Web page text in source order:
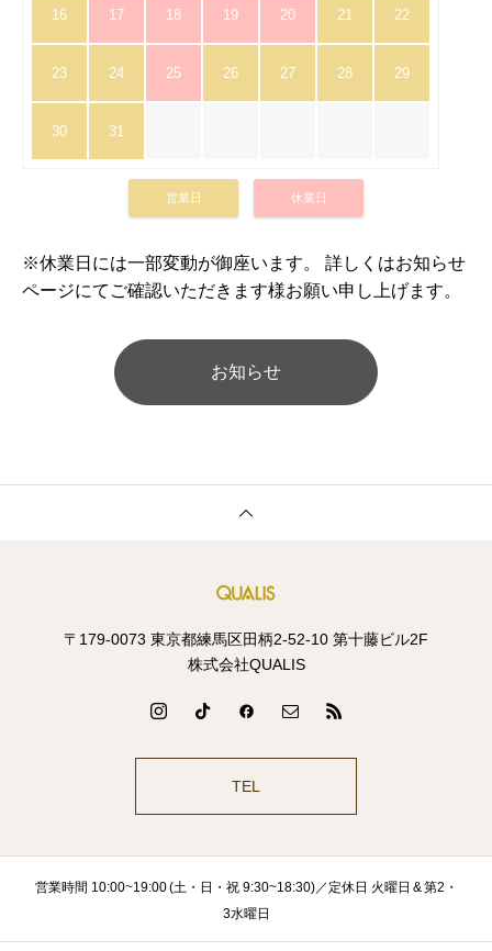
16 17 18 19 20 21 22
23 24 25 26 27 28 29
30 31
営業日 休業日
※休業日には一部変動が御座います。 詳しくはお知らせ
ページにてご確認いただきます様お願い申し上げます。
お知らせ
〒179-0073 東京都練馬区田柄2-52-10 第十藤ビル2F
株式会社QUALIS
TEL
営業時間 10:00~19:00 (土・日・祝 9:30~18:30)／定休日 火曜日 & 第2・
3水曜日